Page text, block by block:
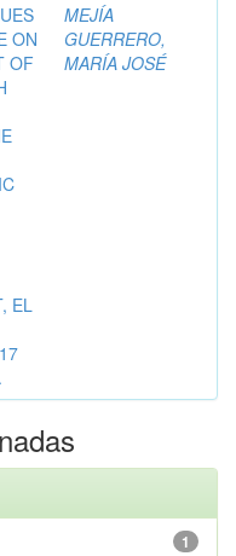
ON
OF
EL
MEJÍA
GUERRERO,
MARÍA JOSÉ
1